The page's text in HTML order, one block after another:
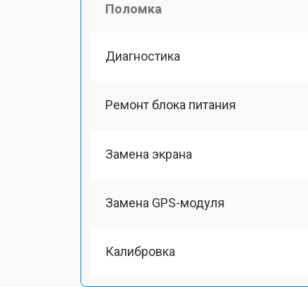
Поломка
Диагностика
Ремонт блока питания
Замена экрана
Замена GPS-модуля
Калибровка